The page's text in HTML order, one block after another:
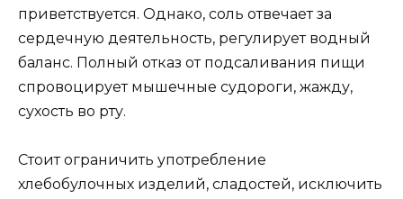
приветствуется. Однако, соль отвечает за
сердечную деятельность, регулирует водный
баланс. Полный отказ от подсаливания пищи
спровоцирует мышечные судороги, жажду,
сухость во рту.
Стоит ограничить употребление
хлебобулочных изделий, сладостей, исключить